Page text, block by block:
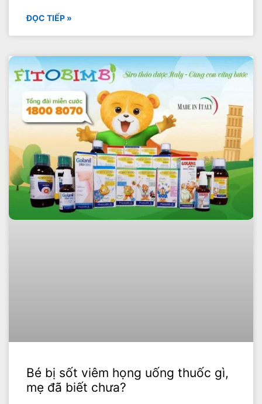
ĐỌC TIẾP »
Bé bị sốt viêm họng uống thuốc gì,
mẹ đã biết chưa?